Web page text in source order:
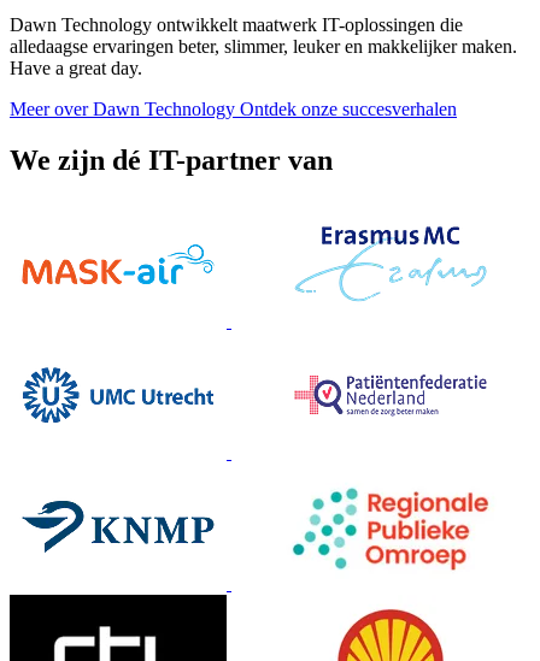
Dawn Technology ontwikkelt maatwerk IT-oplossingen die
alledaagse ervaringen beter, slimmer, leuker en makkelijker maken.
Have a great day.
Meer over Dawn Technology Ontdek onze succesverhalen
We zijn dé IT-partner van